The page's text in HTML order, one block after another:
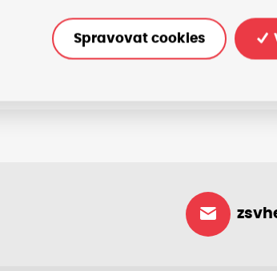
nás
Spravovat cookies